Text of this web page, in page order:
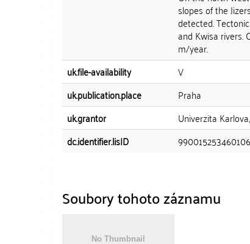
slopes of the
detected.
and Kwisa rivers.
m/year.
uk.file-availability
V
uk.publication.place
Praha
uk.grantor
Univerzita
dc.identifier.lisID
Soubory tohoto záznamu